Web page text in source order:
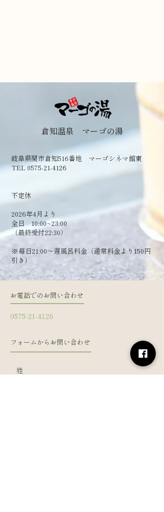
倉知温泉 マーゴの湯
岐阜県関市倉知516番地 マーゴシネマ館東
TEL 0575-21-4126
​不定休
2026年4月より
全日 10:00~23:00
（最終受付22:30）
​※毎日21:00～遅風呂料金（通常料金より150円
引き）
お電話でのお問い合わせ
0575-21-4126
フォームからお問い合わせ
姓